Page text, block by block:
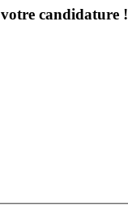
candidature !